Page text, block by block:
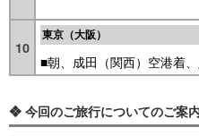
10
東京（大阪）
■朝、成田（関西）空港着、
❖ 今回のご旅行についてのご案